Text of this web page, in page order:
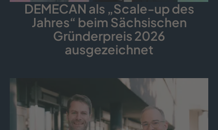
DEMECAN als „Scale-up des
Jahres“ beim Sächsischen
Gründerpreis 2026
ausgezeichnet